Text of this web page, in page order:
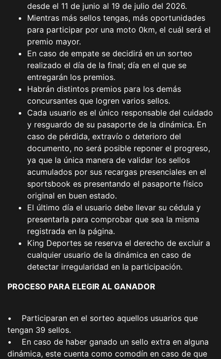
desde el 11 de junio al 19 de julio del 2026.
Mientras más sellos tengas, más oportunidades
para participar por una moto 0km, el cuál será el
premio mayor.
En caso de empate se decidirá en un sorteo
realizado el día de la final; día en el que se
entregarán los premios.
Habrán distintos premios para los demás
concursantes que logren varios sellos.
Cada usuario es el único responsable del cuidado
y resguardo de su pasaporte de la dinámica. En
caso de pérdida, extravío o deterioro del
documento, no será posible reponer el progreso,
ya que la única manera de validar los sellos
acumulados por sus recargas presenciales en el
sportsbook es presentando el pasaporte físico
original en buen estado.
El último día el usuario debe llevar su cédula y
presentarla para comprobar que sea la misma
registrada en la página.
King Deportes se reserva el derecho de excluir a
cualquier usuario de la dinámica en caso de
detectar irregularidad en la participación.
PROCESO PARA ELEGIR AL GANADOR
• Participaran en el sorteo aquellos usuarios que
tengan 39 sellos.
• En caso de haber ganado un sello extra en alguna
dinámica, este cuenta como comodín en caso de que